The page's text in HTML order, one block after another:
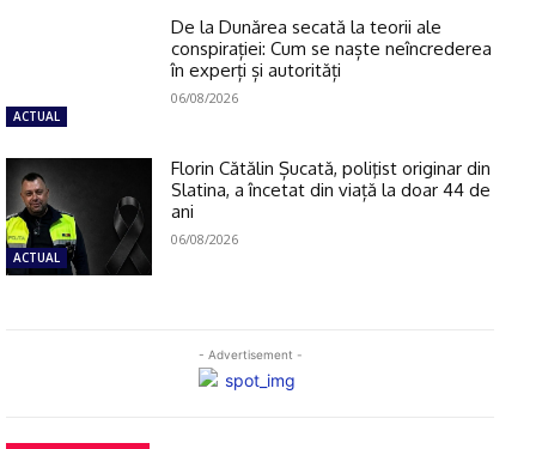
ACTUAL
De la Dunărea secată la teorii ale
conspirației: Cum se naște neîncrederea
în experți și autorități
06/08/2026
ACTUAL
Florin Cătălin Șucată, poliţist originar din
Slatina, a încetat din viață la doar 44 de
ani
06/08/2026
- Advertisement -